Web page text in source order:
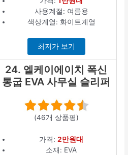
사용계절: 여름용
색상계열: 화이트계열
최저가 보기
24. 엘케이에이치 폭신
통굽 EVA 사무실 슬리퍼
(46개 상품평)
가격:2만원대
소재: EVA